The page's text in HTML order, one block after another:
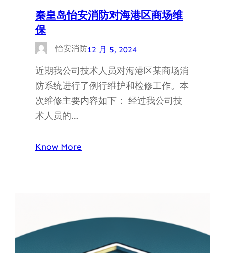
秦皇岛怡安消防对海港区商场维
保
怡安消防12 月 5, 2024
近期我公司技术人员对海港区某商场消
防系统进行了例行维护和检修工作。本
次维修主要内容如下： 经过我公司技
术人员的…
Know More